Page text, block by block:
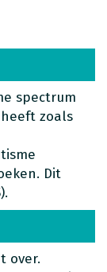
spectrum
zoals
Dit
over.